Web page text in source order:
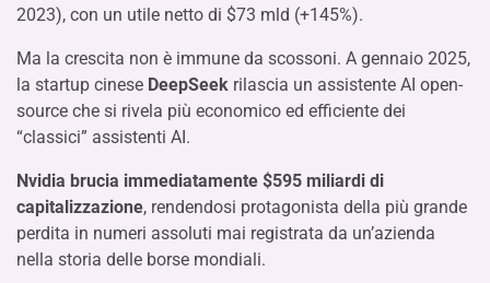
2023), con un utile netto di $73 mld (+145%).
Ma la crescita non è immune da scossoni. A gennaio 2025,
la startup cinese DeepSeek rilascia un assistente AI open-
source che si rivela più economico ed efficiente dei
“classici” assistenti AI.
Nvidia brucia immediatamente $595 miliardi di
capitalizzazione, rendendosi protagonista della più grande
perdita in numeri assoluti mai registrata da un’azienda
nella storia delle borse mondiali.